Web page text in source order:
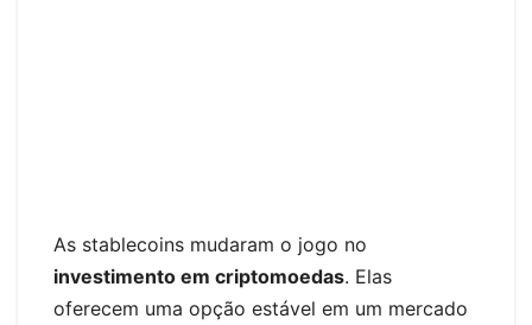
As stablecoins mudaram o jogo no
investimento em criptomoedas. Elas
oferecem uma opção estável em um mercado